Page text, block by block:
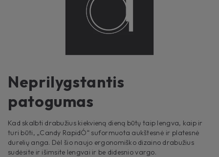
Neprilygstantis
patogumas
Kad skalbti drabužius kiekvieną dieną būtų taip lengva, kaip ir
turi būti, „Candy RapidÓ“ suformuota aukštesnė ir platesnė
durelių anga. Dėl šio naujo ergonomiško dizaino drabužius
sudėsite ir išimsite lengvai ir be didesnio vargo.